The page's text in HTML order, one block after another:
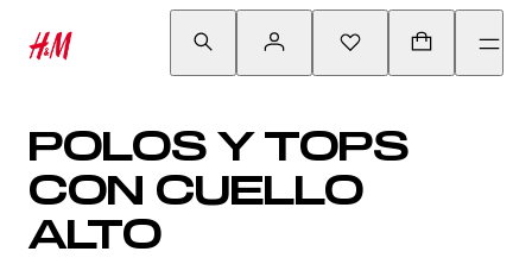
POLOS Y TOPS
CON CUELLO
ALTO